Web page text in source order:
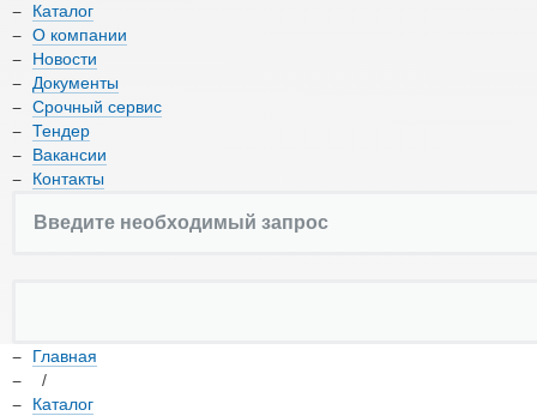
Тендер
Вакансии
Контакты
8 (800) 550-66-17
Доставка по всей России
Каталог
О компании
Новости
Документы
Срочный сервис
Тендер
Вакансии
Контакты
Главная
/
Каталог